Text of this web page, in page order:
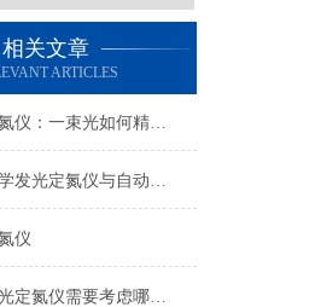
相关文章
ARTICLES
化学发光定氮仪：一束光如何精准“称”出氮含量
如何整合化学发光定氮仪与自动化系统
仪
选购化学发光定氮仪需要考虑哪些问题